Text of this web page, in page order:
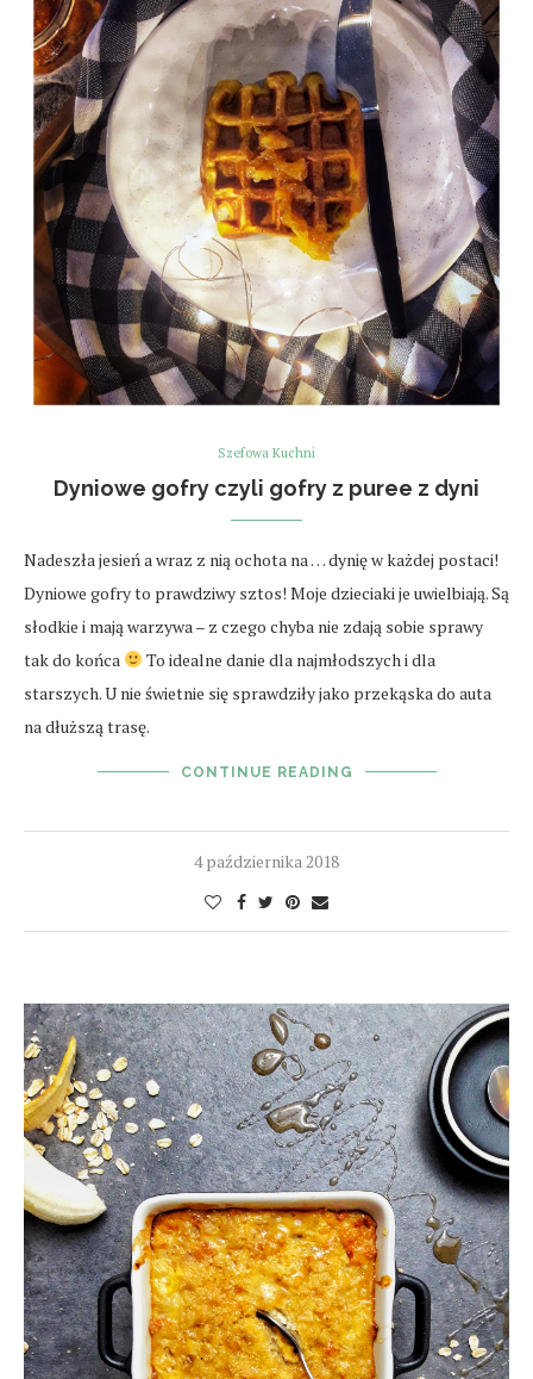
Szefowa Kuchni
Dyniowe gofry czyli gofry z puree z dyni
Nadeszła jesień a wraz z nią ochota na … dynię w każdej postaci!
Dyniowe gofry to prawdziwy sztos! Moje dzieciaki je uwielbiają. Są
słodkie i mają warzywa – z czego chyba nie zdają sobie sprawy
tak do końca
To idealne danie dla najmłodszych i dla
starszych. U nie świetnie się sprawdziły jako przekąska do auta
na dłuższą trasę.
CONTINUE READING
4 października 2018